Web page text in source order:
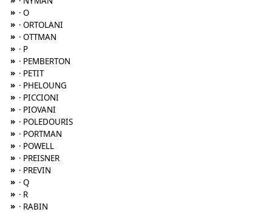
» · O
» · ORTOLANI
» · OTTMAN
» · P
» · PEMBERTON
» · PETIT
» · PHELOUNG
» · PICCIONI
» · PIOVANI
» · POLEDOURIS
» · PORTMAN
» · POWELL
» · PREISNER
» · PREVIN
» · Q
» · R
» · RABIN